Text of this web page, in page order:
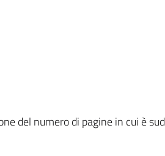
del numero di pagine in cui è